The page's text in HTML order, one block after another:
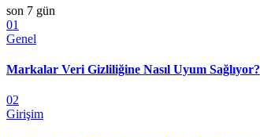
son 7 gün
01
Genel
Markalar Veri Gizliliğine Nasıl Uyum Sağlıyor?
02
Girişim